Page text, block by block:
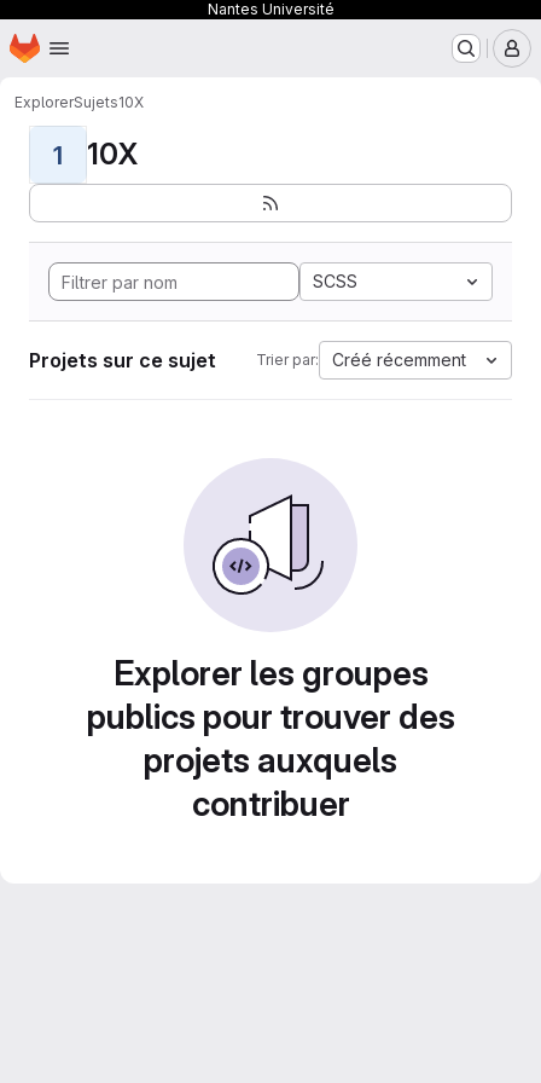
Nantes Université
Passer au contenu principal
Page d'accueil
ExplorerSujets10X
1 10X
SCSS
Projets sur ce sujet Trier par: Créé récemment
Explorer les groupes
publics pour trouver des
projets auxquels
contribuer